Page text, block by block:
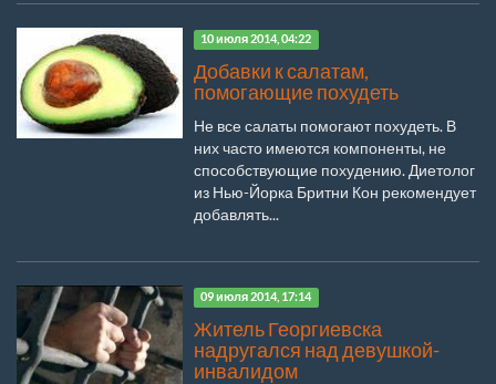
10 июля 2014, 04:22
Добавки к салатам,
помогающие похудеть
Не все салаты помогают похудеть. В
них часто имеются компоненты, не
способствующие похудению. Диетолог
из Нью-Йорка Бритни Кон рекомендует
добавлять...
09 июля 2014, 17:14
Житель Георгиевска
надругался над девушкой-
инвалидом